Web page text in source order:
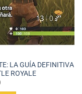
LA GUÍA DEFINITIVA
ROYALE